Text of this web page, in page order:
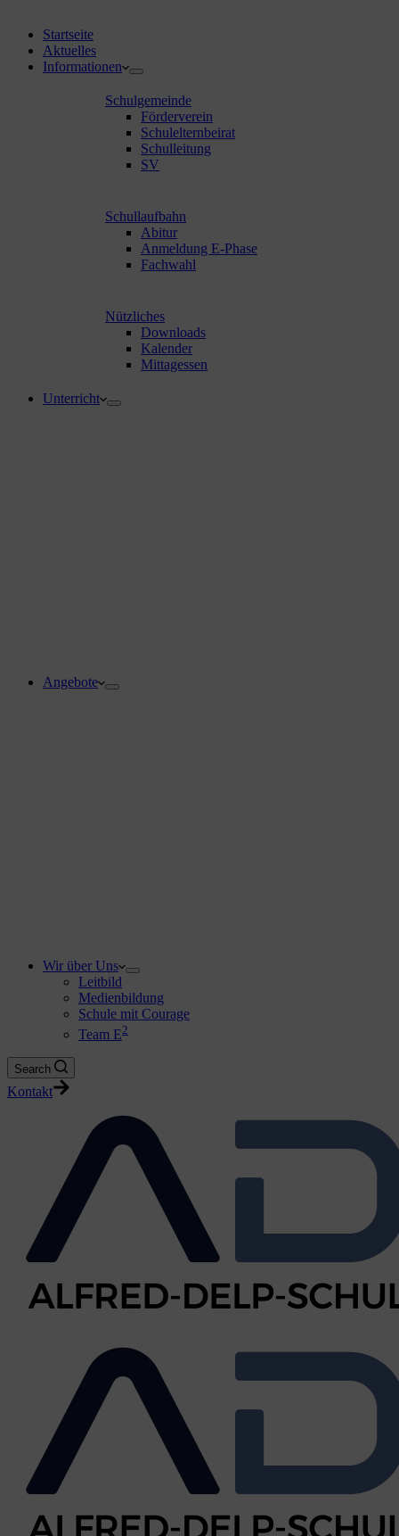
Startseite
Aktuelles
Informationen
Schulgemeinde
Förderverein
Schulelternbeirat
Schulleitung
SV
Schullaufbahn
Abitur
Anmeldung E-Phase
Fachwahl
Nützliches
Downloads
Kalender
Mittagessen
Unterricht
Angebote
Wir über Uns
Leitbild
Medienbildung
Schule mit Courage
Team E2
Search
Kontakt